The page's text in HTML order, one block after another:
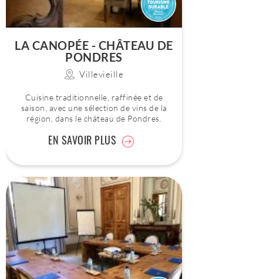
LA CANOPÉE - CHÂTEAU DE
PONDRES
Villevieille
Cuisine traditionnelle, raffinée et de
saison, avec une sélection de vins de la
région, dans le château de Pondres.
EN SAVOIR PLUS